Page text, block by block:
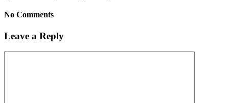
No Comments
Leave a Reply